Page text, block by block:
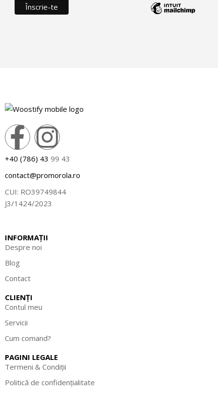
P
r
o
m
o
t
n
a
l
e
d
e
a
r
n
a
E
u
r
+40 (786) 43 99 43
contact@promorola.ro
CUI: RO39749844
J3/1424/2023
INFORMAȚII
Despre noi
Blog
Contact
CLIENȚI
Contul meu
Servicii
Cum comand?
PAGINI LEGALE
Termeni & Condiții
Politică de confidențialitate